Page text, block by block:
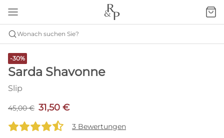
Wonach suchen Sie?
-30%
Sarda Shavonne
Slip
45,00 € 31,50 €
3 Bewertungen